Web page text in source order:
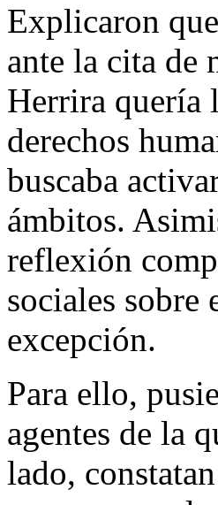
Explicaron
ante la cita de
Herrira quería
derechos
buscaba
ámbitos.
reflexión
sociales sobre
excepción.
Para ello,
agentes de la
lado,